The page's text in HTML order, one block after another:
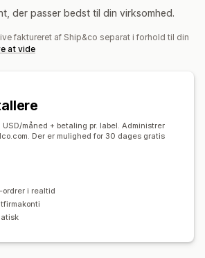
der passer bedst til din virksomhed.
faktureret af Ship&co separat i forhold til din
at vide
USD/måned + betaling pr. label. Administrer
Der er mulighed for 30 dages gratis
ordrer i realtid